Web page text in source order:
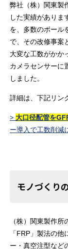
弊社（株）関東製
した実績がありま
を、多数のボール
で、その改修事案
大変な工数がかか
カメラセンサーに
しました。
詳細は、下記リン
> 大口径配管を
ー導入で工数削減
モノづくり
（株）関東製作
「FRP」製法の
ー・真空注型など